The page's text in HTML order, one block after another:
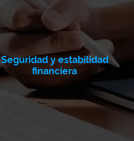
Seguridad y estabilidad
financiera